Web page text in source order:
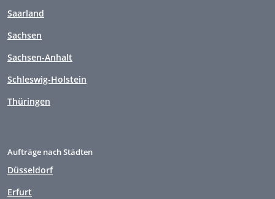
Saarland
Sachsen
Sachsen-Anhalt
Schleswig-Holstein
Thüringen
Aufträge nach Städten
Düsseldorf
Erfurt